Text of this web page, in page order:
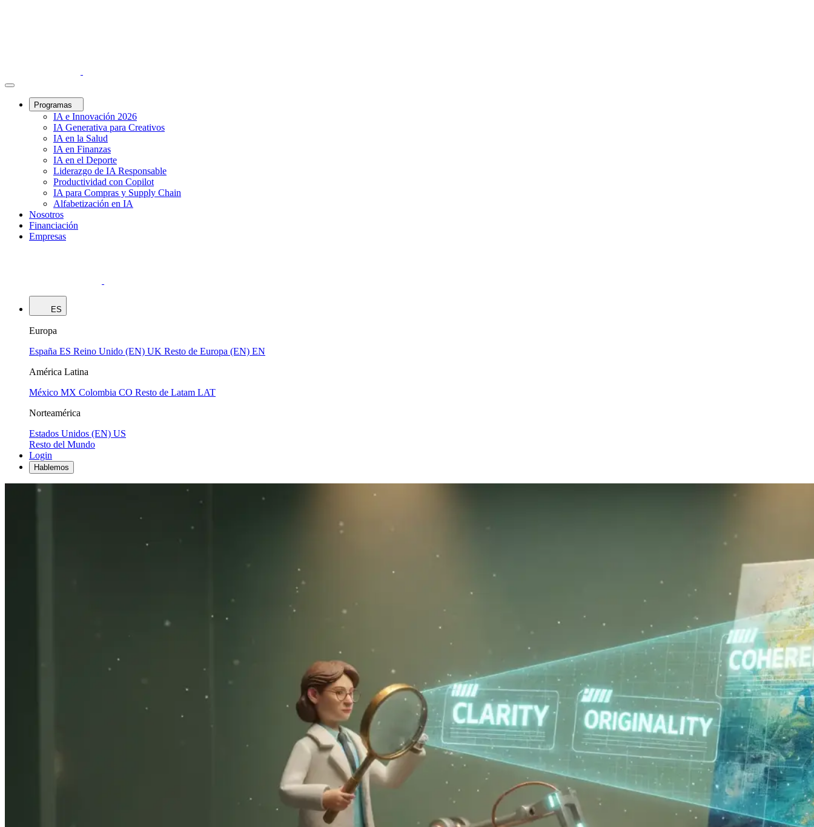
Programas
IA e Innovación 2026
IA Generativa para Creativos
IA en la Salud
IA en Finanzas
IA en el Deporte
Liderazgo de IA Responsable
Productividad con Copilot
IA para Compras y Supply Chain
Alfabetización en IA
Nosotros
Financiación
Empresas
ES
Europa
España ES Reino Unido (EN) UK Resto de Europa (EN) EN
América Latina
México MX Colombia CO Resto de Latam LAT
Norteamérica
Estados Unidos (EN) US
Resto del Mundo
Login
Hablemos